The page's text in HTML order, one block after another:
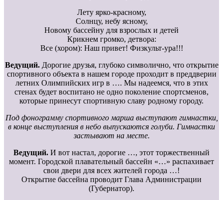
Лету ярко-красному,
Солнцу, небу ясному,
Новому бассейну для взрослых и детей
Крикнем громко, детвора:
Все (хором): Наш привет! Физкульт-ура!!!
Ведущий.Дорогие друзья, глубоко символично, что открытие
спортивного объекта в нашем городе проходит в преддверии
летних Олимпийских игр в …. Мы надеемся, что в этих
стенах будет воспитано не одно поколение спортсменов,
которые принесут спортивную славу родному городу.
Под фонограмму спортивного марша выступают гимнастки,
в конце выступления в небо выпускаются голуби. Гимнастки
застывают на месте.
Ведущий. И вот настал, дорогие …, этот торжественный
момент. Городской плавательный бассейн «…» распахивает
свои двери для всех жителей города …!
Открытие бассейна проводит Глава Администрации
(Губернатор).